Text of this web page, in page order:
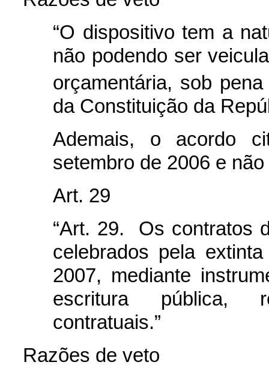
“O dispositivo tem a
não podendo ser
orçamentária, sob
da Constituição da
Ademais, o acordo
setembro de 2006 e
Art. 29
“Art. 29. Os contratos
celebrados pela
2007, mediante
escritura pública,
contratuais.”
Razões de veto